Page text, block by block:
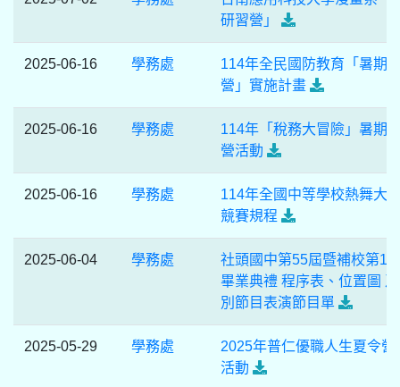
研習營」
2025-06-16 學務處
114年全民國防教育「暑期
營」實施計畫
2025-06-16 學務處
114年「稅務大冒險」暑期
營活動
2025-06-16 學務處
114年全國中等學校熱舞大
競賽規程
2025-06-04 學務處
社頭國中第55屆暨補校第12
畢業典禮 程序表、位置圖
別節目表演節目單
2025-05-29 學務處
2025年普仁優職人生夏令營
活動